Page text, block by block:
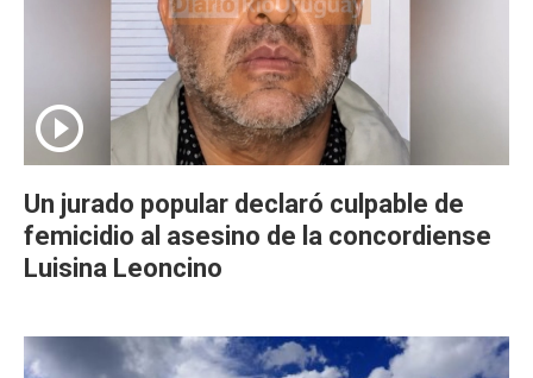
Un jurado popular declaró culpable de
femicidio al asesino de la concordiense
Luisina Leoncino